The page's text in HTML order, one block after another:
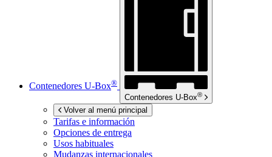
Contenedores U-Box®
Contenedores U-Box®
Volver al menú principal
Tarifas e información
Opciones de entrega
Usos habituales
Mudanzas internacionales